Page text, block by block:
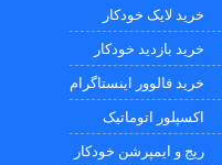
خرید لایک خودکار
خرید بازدید خودکار
خرید فالوور اینستاگرام
اکسپلور اتوماتیک
ریج و ایمپرشن خودکار